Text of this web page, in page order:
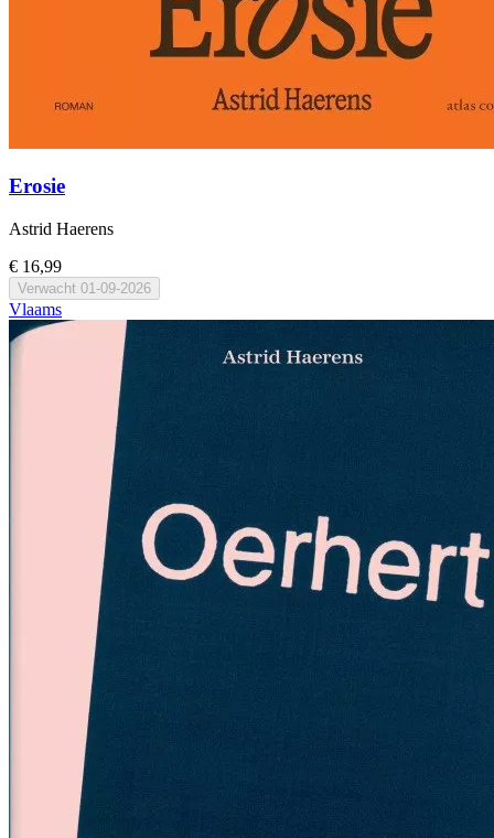
Erosie
Astrid Haerens
€ 16,99
Verwacht 01-09-2026
Vlaams